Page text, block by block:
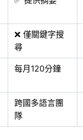
❌ 僅關鍵字搜
尋
每月120分鐘
跨國多語言團
隊